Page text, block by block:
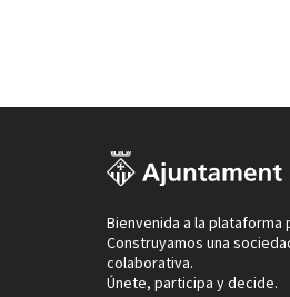
Bienvenida a la
Construyamos una
colaborativa.
Únete, participa y decide.